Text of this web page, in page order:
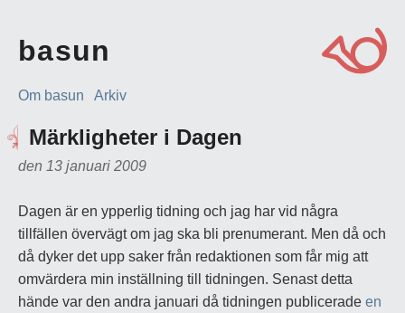
basun
Om basun Arkiv
Märkligheter i Dagen
den 13 januari 2009
Dagen är en ypperlig tidning och jag har vid några
tillfällen övervägt om jag ska bli prenumerant. Men då och
då dyker det upp saker från redaktionen som får mig att
omvärdera min inställning till tidningen. Senast detta
hände var den andra januari då tidningen publicerade en